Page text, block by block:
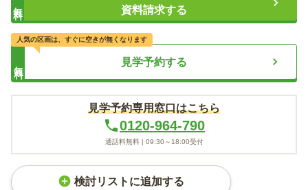
資料請求する
見学予約する
人気の区画は、すぐに空きが無くなります
見学予約専用窓口はこちら
0120-964-790
通話料無料 | 09:30～18:00受付
検討リストに追加する